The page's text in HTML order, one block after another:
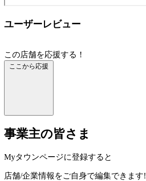
ユーザーレビュー
この店舗を応援する！
ここから応援
事業主の皆さま
Myタウンページに登録すると
店舗/企業情報をご自身で編集できます!